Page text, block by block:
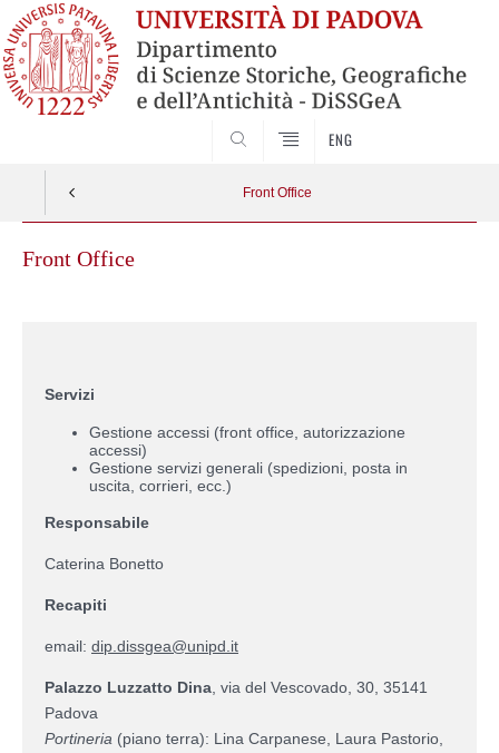
ENG
Front Office
Front Office
Servizi
Gestione accessi (front office, autorizzazione
accessi)
Gestione servizi generali (spedizioni, posta in
uscita, corrieri, ecc.)
Responsabile
Caterina Bonetto
Recapiti
email: dip.dissgea@unipd.it
Palazzo Luzzatto Dina , via del Vescovado, 30, 35141
Padova
Portineria (piano terra): Lina Carpanese, Laura Pastorio,